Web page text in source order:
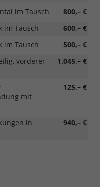
800,– €
im Tausch
600,– €
im Tausch
500,– €
im Tausch
1.045,– €
vorderer
125,– €
mit
940,– €
in